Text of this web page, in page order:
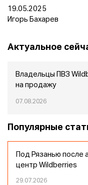
19.05.2025
Игорь Бахарев
Актуальное
Владельцы ПВЗ
на продажу
07.08.2026
Популярные
Под Рязанью после
центр Wildberries
29.07.2026